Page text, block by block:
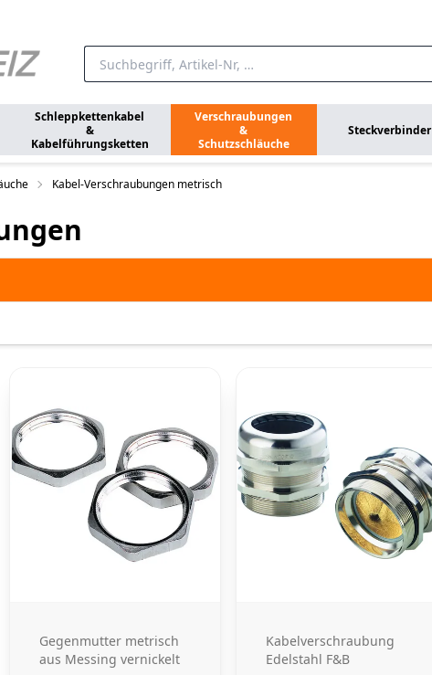
Schleppkettenkabel
&
Kabelführungsketten
Verschraubungen
&
Schutzschläuche
Steckverbinder
Kabel-Verschraubungen metrisch
Gegenmutter metrisch
aus Messing vernickelt
Kabelverschraubung
Edelstahl F&B